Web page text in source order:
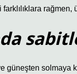
farklılıklara
güneşten solmaya